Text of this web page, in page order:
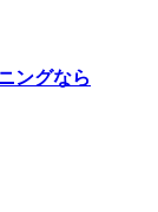
ングなら